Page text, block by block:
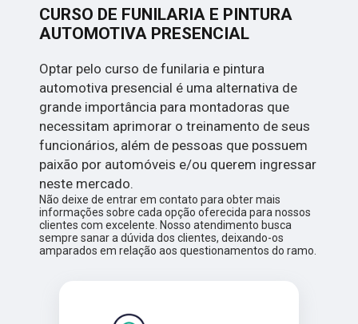
CURSO DE FUNILARIA E PINTURA
AUTOMOTIVA PRESENCIAL
Optar pelo curso de funilaria e pintura
automotiva presencial é uma alternativa de
grande importância para montadoras que
necessitam aprimorar o treinamento de seus
funcionários, além de pessoas que possuem
paixão por automóveis e/ou querem ingressar
neste mercado.
Não deixe de entrar em contato para obter mais
informações sobre cada opção oferecida para nossos
clientes com excelente. Nosso atendimento busca
sempre sanar a dúvida dos clientes, deixando-os
amparados em relação aos questionamentos do ramo.